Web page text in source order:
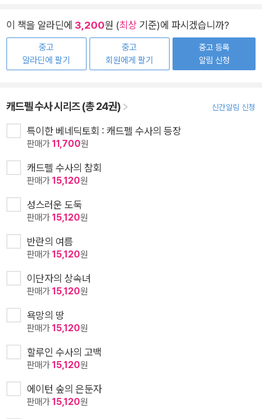
이 책을 알라딘에 3,200원 (최상 기준)에 파시겠습니까?
중고
알라딘에 팔기
중고
회원에게 팔기
중고 등록
알림 신청
캐드펠 수사 시리즈 (총 24권) 신간알림 신청
특이한 베네딕토회 : 캐드펠 수사의 등장
판매가11,700원
캐드펠 수사의 참회
판매가15,120원
성스러운 도둑
판매가15,120원
반란의 여름
판매가15,120원
이단자의 상속녀
판매가15,120원
욕망의 땅
판매가15,120원
할루인 수사의 고백
판매가15,120원
에이턴 숲의 은둔자
판매가15,120원